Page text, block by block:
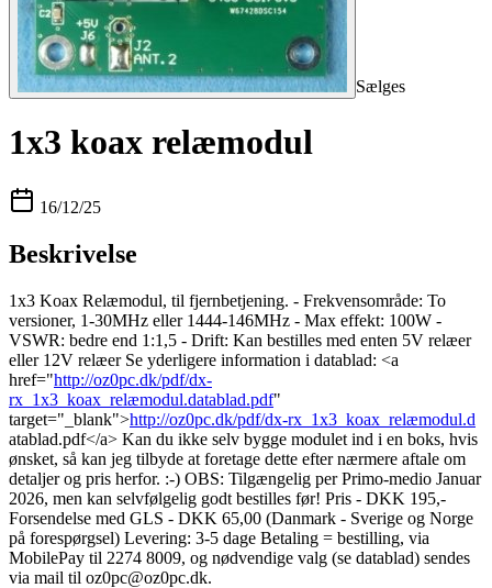
Sælges
1x3 koax relæmodul
16/12/25
Beskrivelse
1x3 Koax Relæmodul, til fjernbetjening. - Frekvensområde: To
versioner, 1-30MHz eller 1444-146MHz - Max effekt: 100W -
VSWR: bedre end 1:1,5 - Drift: Kan bestilles med enten 5V relæer
eller 12V relæer Se yderligere information i datablad: <a
href="http://oz0pc.dk/pdf/dx-
rx_1x3_koax_relæmodul.datablad.pdf"
target="_blank">http://oz0pc.dk/pdf/dx-rx_1x3_koax_relæmodul.d
atablad.pdf</a> Kan du ikke selv bygge modulet ind i en boks, hvis
ønsket, så kan jeg tilbyde at foretage dette efter nærmere aftale om
detaljer og pris herfor. :-) OBS: Tilgængelig per Primo-medio Januar
2026, men kan selvfølgelig godt bestilles før! Pris - DKK 195,-
Forsendelse med GLS - DKK 65,00 (Danmark - Sverige og Norge
på forespørgsel) Levering: 3-5 dage Betaling = bestilling, via
MobilePay til 2274 8009, og nødvendige valg (se datablad) sendes
via mail til oz0pc@oz0pc.dk.